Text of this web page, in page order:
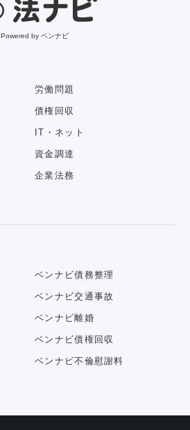
Powered by ベンナビ
労働問題
債権回収
IT・ネット
資金調達
企業法務
ベンナビ債務整理
ベンナビ交通事故
ベンナビ離婚
ベンナビ債権回収
ベンナビ不倫慰謝料